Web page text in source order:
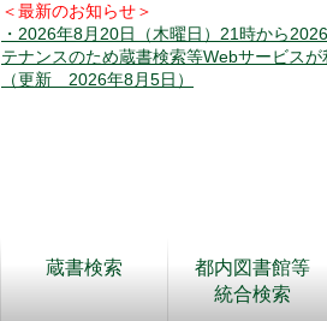
＜最新のお知らせ＞
・2026年8月20日（木曜日）21時から
テナンスのため蔵書検索等Webサービスが
（更新 2026年8月5日）
蔵書検索
都内図書館等
統合検索